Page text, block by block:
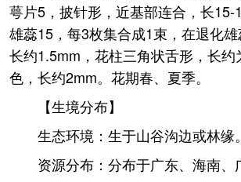
萼片5，披针形，近基部连合，长
雄蕊15，每3枚集合成1束，在退化
长约1.5mm，花柱三角状舌形，长
色，长约2mm。花期春、夏季。
【生境分布】
生态环境：生于山谷沟边或林缘。
资源分布：分布于广东、海南、